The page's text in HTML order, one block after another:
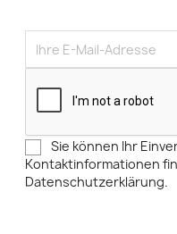
Sie können Ihr
Kontaktinformationen
Datenschutzerklärung.